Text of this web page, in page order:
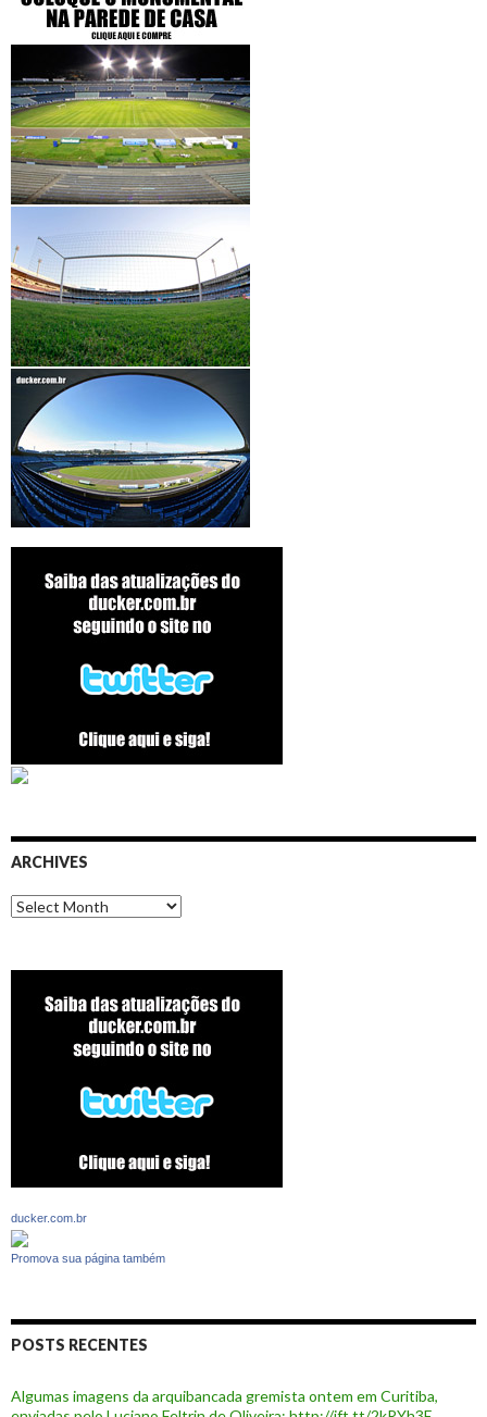
ARCHIVES
Archives
ducker.com.br
Promova sua página também
POSTS RECENTES
Algumas imagens da arquibancada gremista ontem em Curitiba,